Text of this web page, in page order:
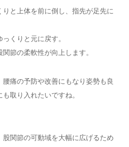
と上体を前に倒し、指先が足先に
くりと元に戻す。
節の柔軟性が向上します。
痛の予防や改善にもなり姿勢も良
取り入れたいですね。
関節の可動域を大幅に広げるため